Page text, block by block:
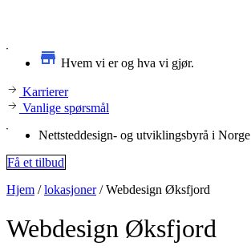
Hvem vi er og hva vi gjør.
Karrierer
Vanlige spørsmål
Nettsteddesign- og utviklingsbyrå i Norge
Få et tilbud
Hjem /lokasjoner/Webdesign Øksfjord
Webdesign Øksfjord